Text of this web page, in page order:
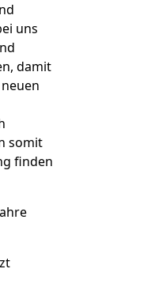
uns
damit
somit
finden